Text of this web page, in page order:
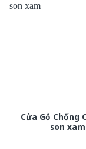
Cửa Gỗ Chống
son xam